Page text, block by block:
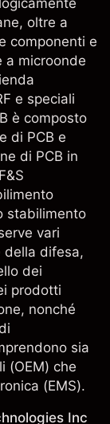
oltre a
componenti e
a microonde
e speciali
è composto
di PCB e
di PCB in
stabilimento
vari
della difesa,
dei
prodotti
nonché
sia
(OEM) che
(EMS).
Inc